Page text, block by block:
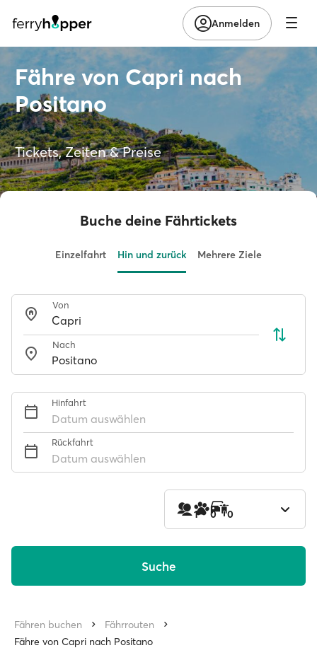
Anmelden
Fähre von Capri nach
Positano
Tickets, Zeiten & Preise
Buche deine Fährtickets
Einzelfahrt Hin und zurück Mehrere Ziele
Von
Nach
Hinfahrt
Datum auswählen
Rückfahrt
Datum auswählen
1 0 0
Suche
Fähren buchen
Fährrouten
Fähre von Capri nach Positano